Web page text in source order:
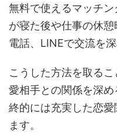
無料で使えるマッチ
が寝た後や仕事の休
電話、LINEで交流を
こうした方法を取る
愛相手との関係を深
終的には充実した恋
ます。